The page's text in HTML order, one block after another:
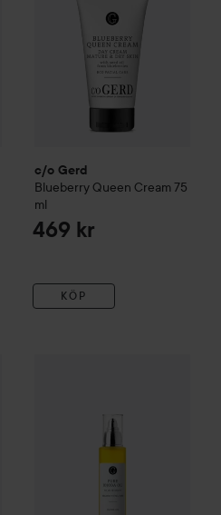
c/o Gerd
Blueberry Queen Cream75
ml
469 kr
KÖP